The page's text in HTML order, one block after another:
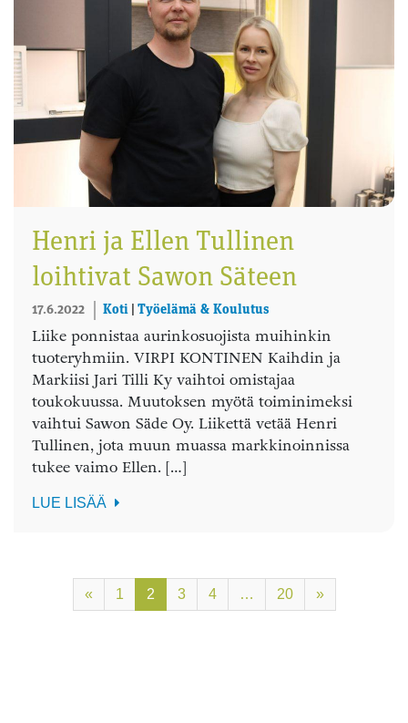
Henri ja Ellen Tullinen
loihtivat Sawon Säteen
17.6.2022 Koti Työelämä & Koulutus
Liike ponnistaa aurinkosuojista muihinkin
tuoteryhmiin. VIRPI KONTINEN Kaihdin ja
Markiisi Jari Tilli Ky vaihtoi omistajaa
toukokuussa. Muutoksen myötä toiminimeksi
vaihtui Sawon Säde Oy. Liikettä vetää Henri
Tullinen, jota muun muassa markkinoinnissa
tukee vaimo Ellen. […]
LUE LISÄÄ
« 1 2 3 4 … 20 »